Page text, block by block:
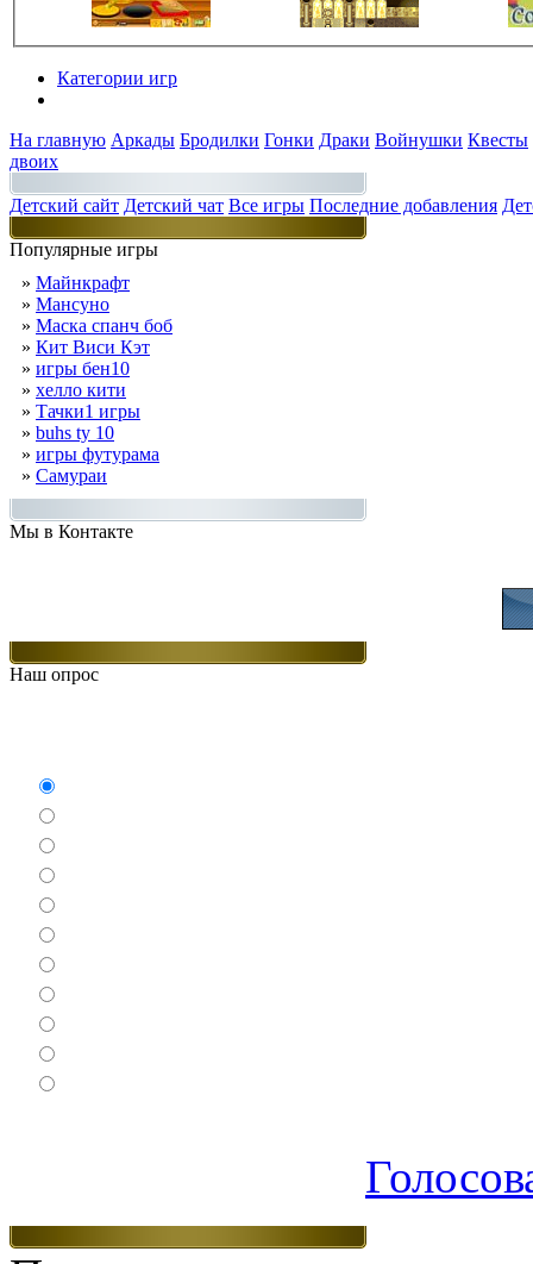
Категории игр
На главную Аркады Бродилки Гонки Драки Войнушки Квесты
двоих
Детский сайт Детский чат Все игры Последние добавления
Популярные игры
» Майнкрафт
» Мансуно
» Маска спанч боб
» Кит Виси Кэт
» игры бен10
» хелло кити
» Тачки1 игры
» buhs ty 10
» игры футурама
» Самураи
Мы в Контакте
Наш опрос